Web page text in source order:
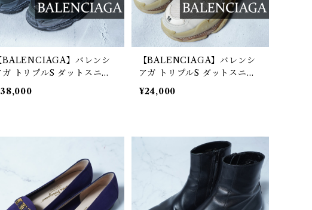
BALENCIAGA】バレンシ
ガ トリプルS ダットスニー
ー 箱付 black
【BALENCIAGA】バレンシ
アガ トリプルS ダットスニー
カー white
¥24,000